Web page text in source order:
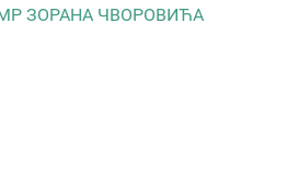
ЗОРАНА ЧВОРОВИЋА